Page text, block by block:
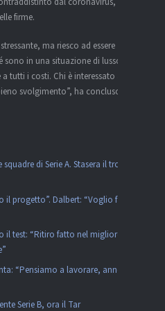
firme.
ma riesco ad essere
in una situazione di lusso: l’AZ
tutti i costi. Chi è interessato ad
svolgimento”, ha concluso
di Serie A. Stasera il trofeo
progetto”. Dalbert: “Voglio far
test: “Ritiro fatto nel migliore dei
“Pensiamo a lavorare, anno
Serie B, ora il Tar